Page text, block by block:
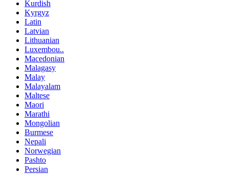
Kurdish
Kyrgyz
Latin
Latvian
Lithuanian
Luxembou..
Macedonian
Malagasy
Malay
Malayalam
Maltese
Maori
Marathi
Mongolian
Burmese
Nepali
Norwegian
Pashto
Persian